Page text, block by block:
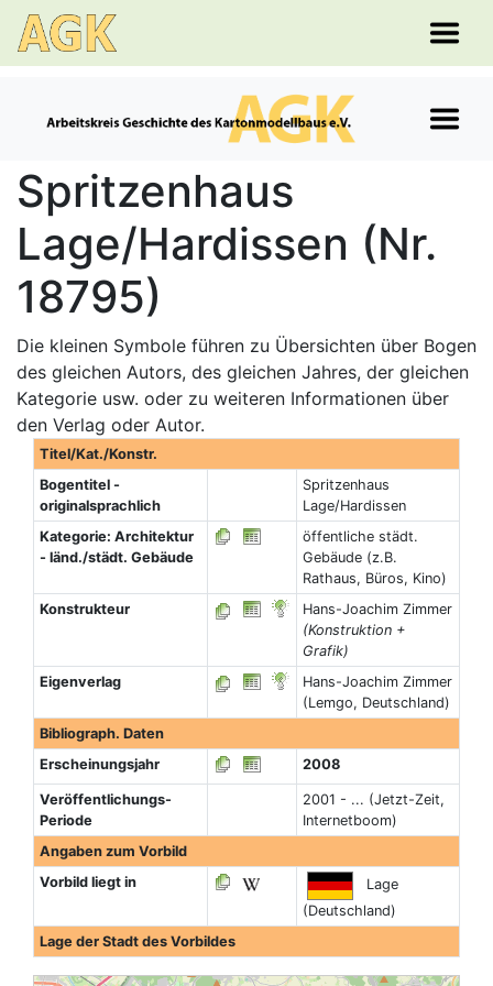
Spritzenhaus
Lage/Hardissen (Nr.
18795)
Die kleinen Symbole führen zu Übersichten über Bogen
des gleichen Autors, des gleichen Jahres, der gleichen
Kategorie usw. oder zu weiteren Informationen über
den Verlag oder Autor.
Titel/Kat./Konstr.
Bogentitel -
originalsprachlich
Spritzenhaus
Lage/Hardissen
Kategorie: Architektur
- länd./städt. Gebäude
öffentliche städt.
Gebäude (z.B.
Rathaus, Büros, Kino)
Konstrukteur
Hans-Joachim Zimmer
(Konstruktion +
Grafik)
Eigenverlag
Hans-Joachim Zimmer
(Lemgo, Deutschland)
Bibliograph. Daten
Erscheinungsjahr
2008
Veröffentlichungs-
Periode
2001 - ... (Jetzt-Zeit,
Internetboom)
Angaben zum Vorbild
Vorbild liegt in
Lage
(Deutschland)
Lage der Stadt des Vorbildes